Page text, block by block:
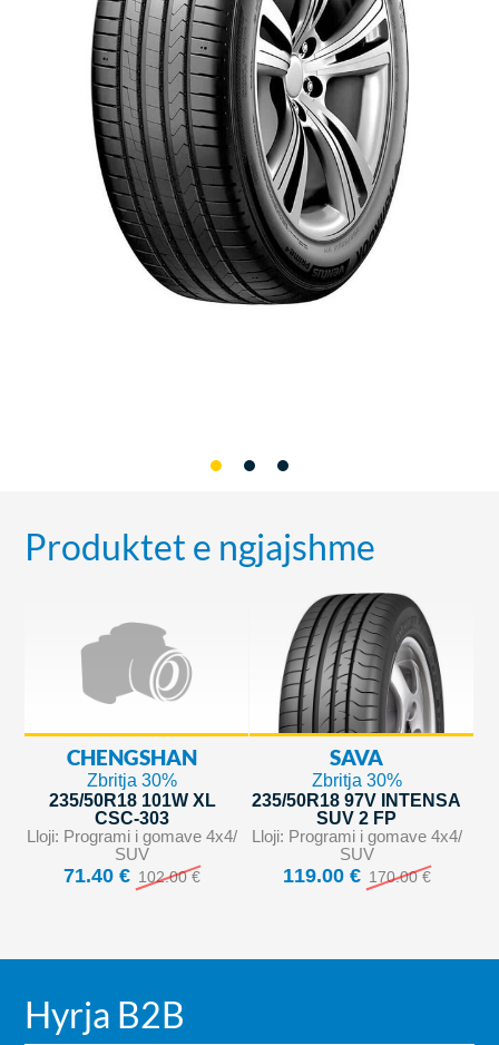
Produktet e ngjajshme
CHENGSHAN
Zbritja 30%
235/50R18 101W XL
CSC-303
Lloji: Programi i gomave 4x4/
SUV
71.40 € 102.00 €
SAVA
Zbritja 30%
235/50R18 97V INTENSA
SUV 2 FP
Lloji: Programi i gomave 4x4/
SUV
119.00 € 170.00 €
Hyrja B2B